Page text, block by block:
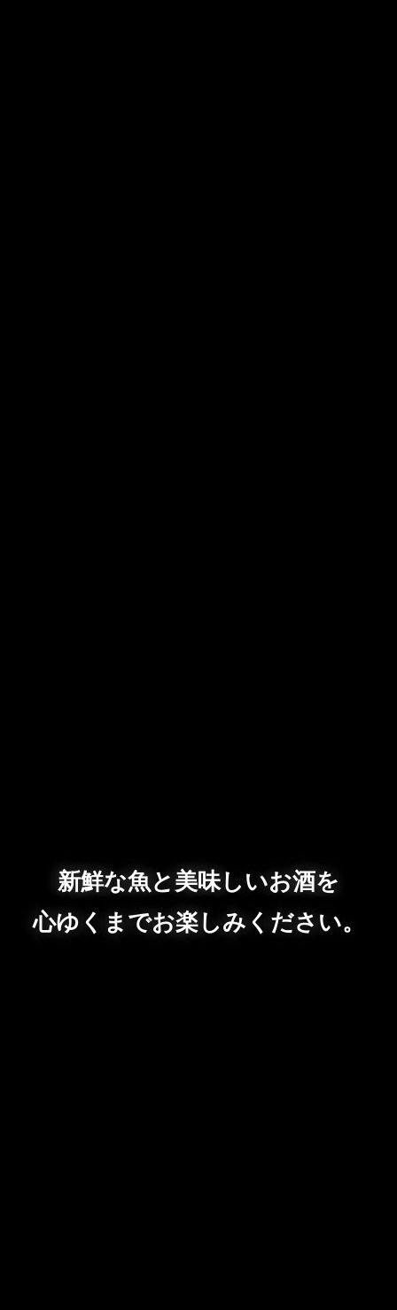
新鮮な魚と美味しいお酒を
心ゆくまでお楽しみください。